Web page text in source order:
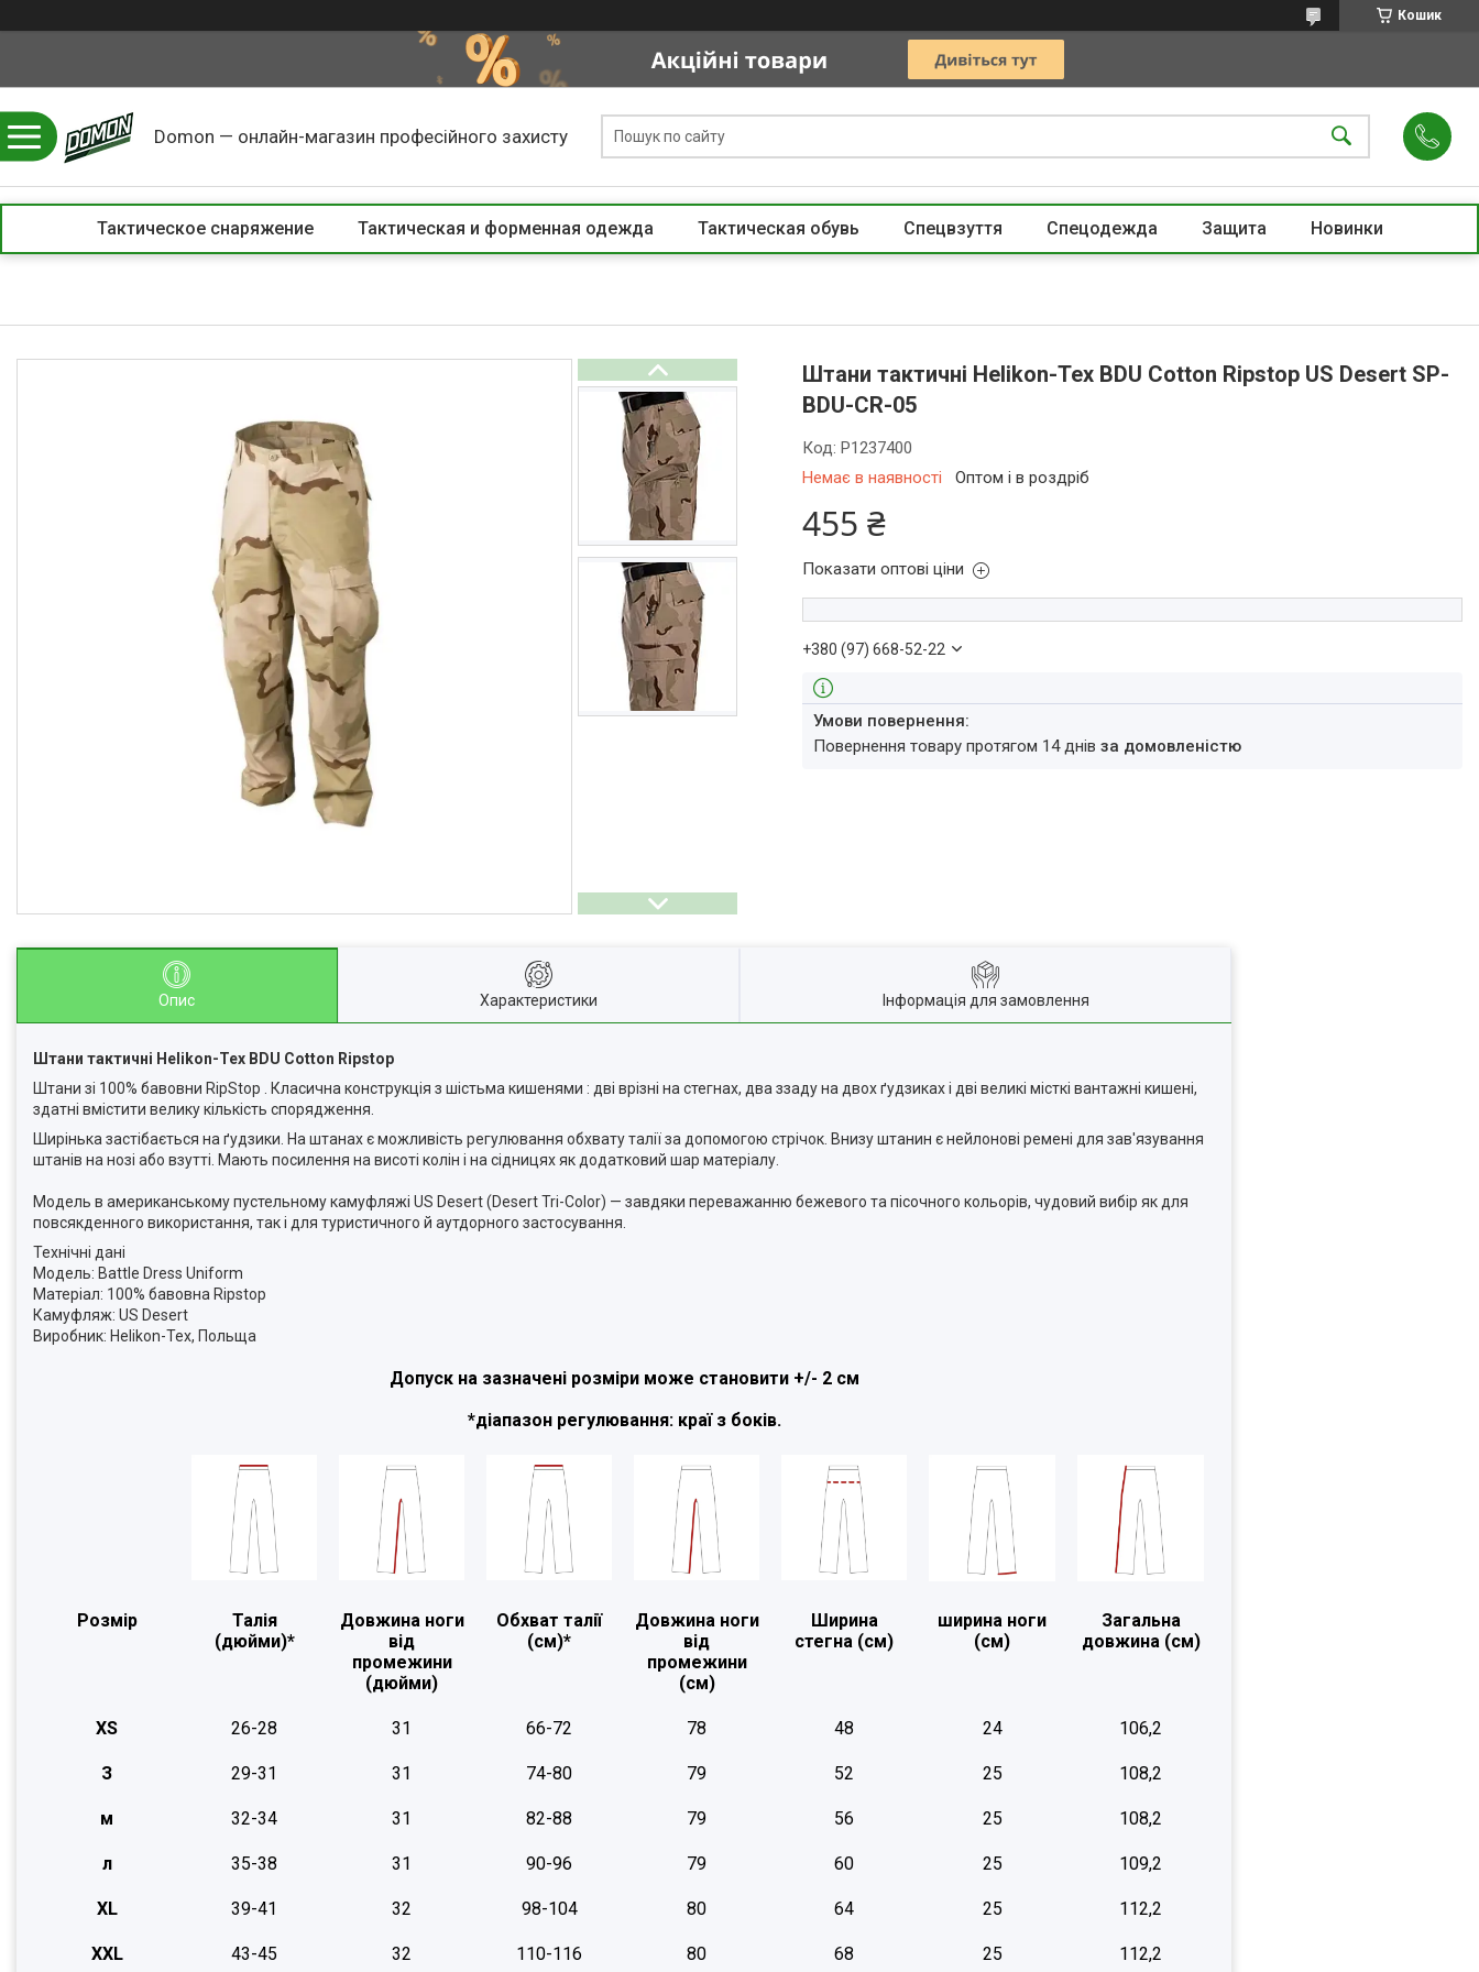
Кошик
Domon — онлайн-магазин професійного захисту
Тактическое снаряжение Тактическая и форменная одежда Тактическая обувь Спецвзуття Спецодежда Защита Новинки
Штани тактичні Helikon-Tex BDU Cotton Ripstop US Desert SP-
BDU-CR-05
Немає в наявності Оптом і в роздріб
Код:P1237400
455 ₴
Показати оптові ціни
+380 (97) 668-52-22
повернення товару протягом 14 днівза домовленістю
Опис Характеристики Інформація для замовлення
Штани тактичні Helikon-Tex BDU Cotton Ripstop
Штани зі 100% бавовни RipStop . Класична конструкція з шістьма кишенями : дві врізні на стегнах, два ззаду на двох ґудзиках і дві великі місткі вантажні кишені,
здатні вмістити велику кількість спорядження.
Ширінька застібається на ґудзики. На штанах є можливість регулювання обхвату талії за допомогою стрічок. Внизу штанин є нейлонові ремені для зав'язування
штанів на нозі або взутті. Мають посилення на висоті колін і на сідницях як додатковий шар матеріалу.
Модель в американському пустельному камуфляжі US Desert (Desert Tri-Color) — завдяки переважанню бежевого та пісочного кольорів, чудовий вибір як для
повсякденного використання, так і для туристичного й аутдорного застосування.
Технічні дані
Модель: Battle Dress Uniform
Матеріал: 100% бавовна Ripstop
Камуфляж: US Desert
Виробник: Helikon-Tex, Польща
Допуск на зазначені розміри може становити +/- 2 см
*діапазон регулювання: краї з боків.
Розмір
Талія
(дюйми)*
Довжина ноги
від
промежини
(дюйми)
Обхват талії
(см)*
Довжина ноги
від
промежини
(см)
Ширина
стегна (см)
ширина ноги
(см)
Загальна
довжина (см)
XS 26-28 31 66-72 78 48 24 106,2
З 29-31 31 74-80 79 52 25 108,2
м 32-34 31 82-88 79 56 25 108,2
л 35-38 31 90-96 79 60 25 109,2
XL 39-41 32 98-104 80 64 25 112,2
XXL 43-45 32 110-116 80 68 25 112,2